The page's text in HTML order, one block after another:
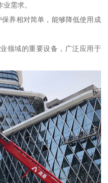
需求。
养相对简单，能够降低使用成
领域的重要设备，广泛应用于